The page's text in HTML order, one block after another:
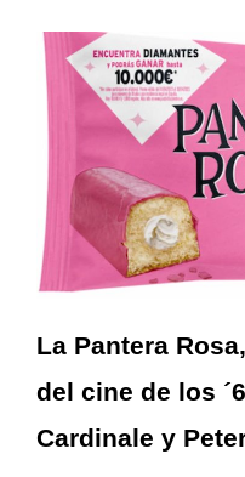
La Pantera
del cine de los
Cardinale y